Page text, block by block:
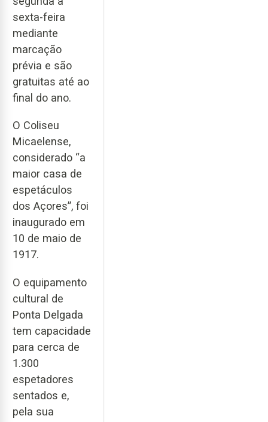
sexta-feira
mediante
marcação
prévia e são
gratuitas até ao
final do ano.
O Coliseu
Micaelense,
considerado “a
maior casa de
espetáculos
dos Açores”, foi
inaugurado em
10 de maio de
1917.
O equipamento
cultural de
Ponta Delgada
tem capacidade
para cerca de
1.300
espetadores
sentados e,
pela sua